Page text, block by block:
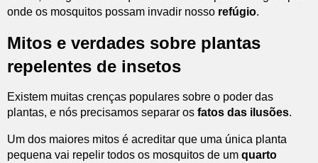
onde os mosquitos possam invadir nosso refúgio.
Mitos e verdades sobre plantas
repelentes de insetos
Existem muitas crenças populares sobre o poder das
plantas, e nós precisamos separar os fatos das ilusões.
Um dos maiores mitos é acreditar que uma única planta
pequena vai repelir todos os mosquitos de um quarto